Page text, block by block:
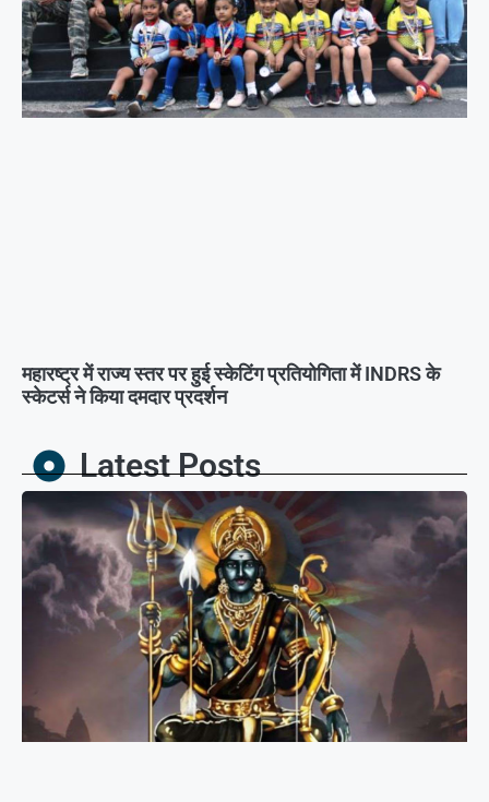
महारष्ट्र में राज्य स्तर पर हुई स्केटिंग प्रतियोगिता में INDRS के
स्केटर्स ने किया दमदार प्रदर्शन
Latest Posts